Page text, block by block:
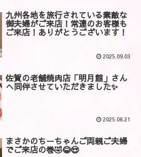
九州各地を旅行されている素敵な
御夫婦がご来店！常連のお客様も
ご来店！ありがとうございます！
2025.09.03
佐賀の老舗焼肉店「明月館」さん
へ同伴させていただきました✨
2025.06.21
まさかのちーちゃんご両親ご夫婦
でご来店の巻🤣😂😍